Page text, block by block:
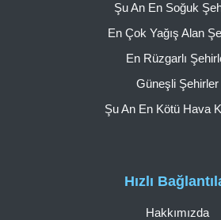
Hızlı
Hakkımızda
Şu An En Soğuk
En Çok Yağış Alan
En Rüzgarlı
Güneşli Şehirler
Şu An En Kötü Hava